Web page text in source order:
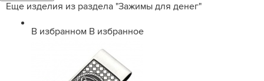
Еще изделия из раздела "Зажимы для денег"
В избранном В избранное